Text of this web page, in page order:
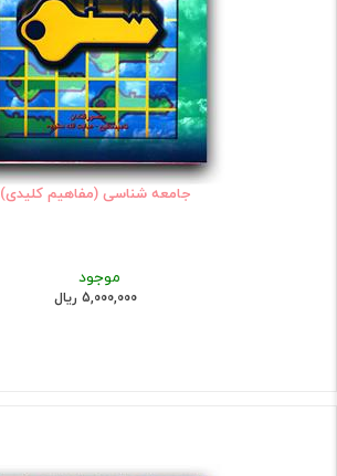
جامعه شناسی (مفاهیم کلیدی)
موجود
5,000,000 ریال